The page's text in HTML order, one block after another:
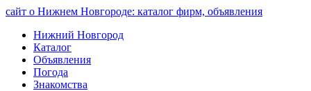
сайт о Нижнем Новгороде: каталог фирм, объявления
Нижний Новгород
Каталог
Объявления
Погода
Знакомства